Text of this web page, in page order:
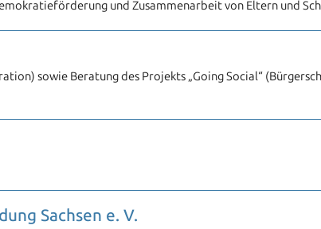
und Zusammenarbeit von Eltern und
sowie Beratung des Projekts „Going Social“
Sachsen e. V.